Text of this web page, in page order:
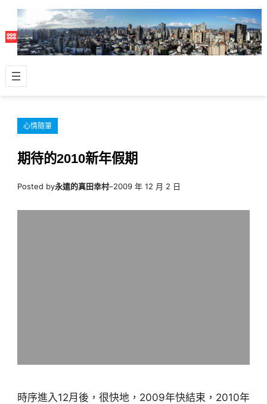
主
容
心情隨筆
期待的2010新年假期
Posted by永遠的真田幸村–2009 年 12 月 2 日
時序進入12月後，很快地，2009年快結束，2010年